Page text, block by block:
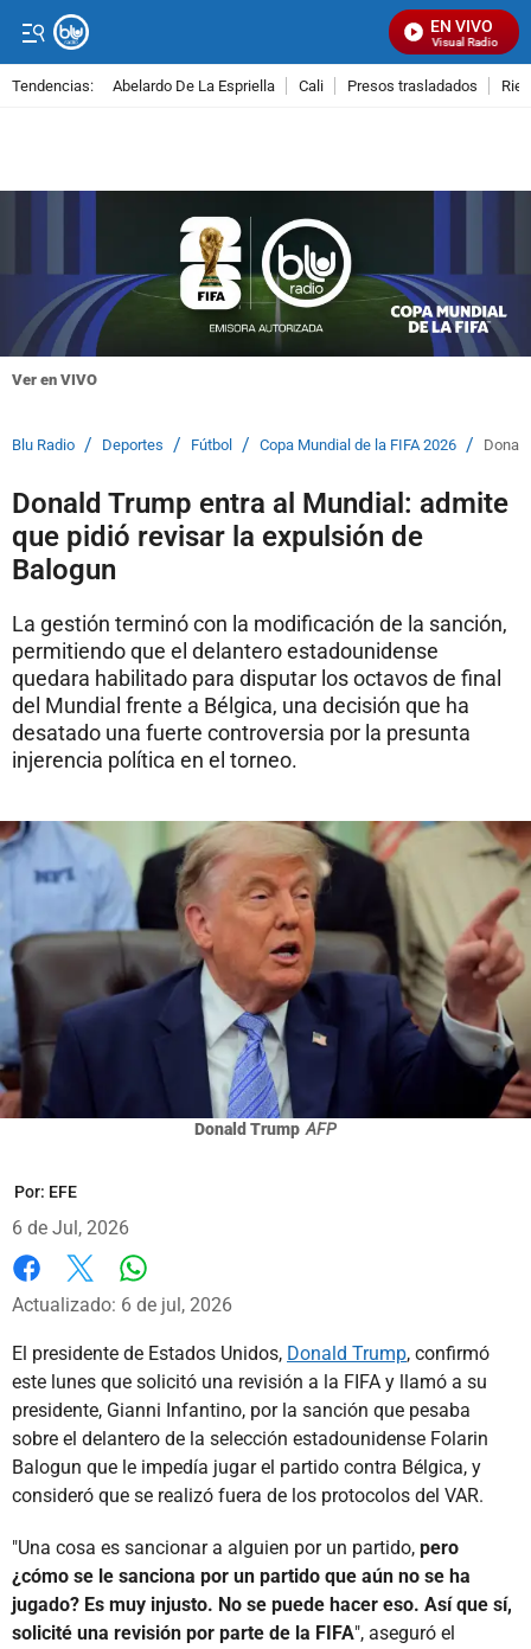
EN VIVO
Señal Visual Radio
Tendencias: Abelardo De La Espriella Cali Presos trasladados
Ver en VIVO
Blu Radio / Deportes / Fútbol / Copa Mundial de la FIFA 2026 /
Donald Trump entra al Mundial: admite
que pidió revisar la expulsión de
Balogun
La gestión terminó con la modificación de la sanción,
permitiendo que el delantero estadounidense
quedara habilitado para disputar los octavos de final
del Mundial frente a Bélgica, una decisión que ha
desatado una fuerte controversia por la presunta
injerencia política en el torneo.
Donald Trump AFP
Por: EFE
6 de Jul, 2026
Facebook
X Whatsapp
Actualizado: 6 de jul, 2026
El presidente de Estados Unidos, Donald Trump, confirmó
este lunes que solicitó una revisión a la FIFA y llamó a su
presidente, Gianni Infantino, por la sanción que pesaba
sobre el delantero de la selección estadounidense Folarin
Balogun que le impedía jugar el partido contra Bélgica, y
consideró que se realizó fuera de los protocolos del VAR.
"Una cosa es sancionar a alguien por un partido, pero
¿cómo se le sanciona por un partido que aún no se ha
jugado? Es muy injusto. No se puede hacer eso. Así que sí,
solicité una revisión por parte de la FIFA", aseguró el